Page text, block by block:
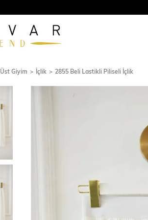
Üst Giyim İçlik 2855 Beli Lastikli Piliseli İçlik